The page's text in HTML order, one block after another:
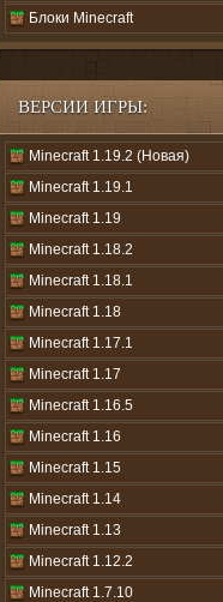
Блоки Minecraft
ВЕРСИИ ИГРЫ:
Minecraft 1.19.2 (Новая)
Minecraft 1.19.1
Minecraft 1.19
Minecraft 1.18.2
Minecraft 1.18.1
Minecraft 1.18
Minecraft 1.17.1
Minecraft 1.17
Minecraft 1.16.5
Minecraft 1.16
Minecraft 1.15
Minecraft 1.14
Minecraft 1.13
Minecraft 1.12.2
Minecraft 1.7.10